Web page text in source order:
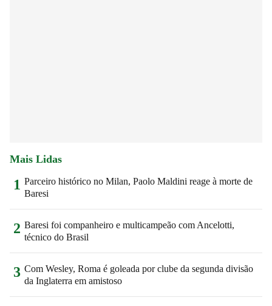
Mais Lidas
1 Parceiro histórico no Milan, Paolo Maldini reage à morte de
Baresi
2 Baresi foi companheiro e multicampeão com Ancelotti,
técnico do Brasil
3 Com Wesley, Roma é goleada por clube da segunda divisão
da Inglaterra em amistoso